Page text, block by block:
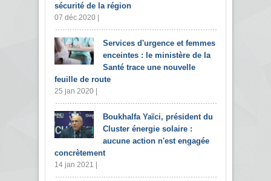
sécurité de la région
07 déc 2020 |
Services d'urgence et femmes
enceintes : le ministère de la
Santé trace une nouvelle
feuille de route
25 jan 2020 |
Boukhalfa Yaïci, président du
Cluster énergie solaire :
aucune action n'est engagée
concrètement
14 jan 2021 |